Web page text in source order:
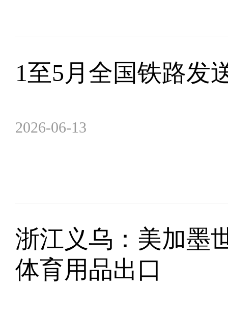
1至5月全国铁路发
2026-06-13
浙江义乌：美加墨
体育用品出口